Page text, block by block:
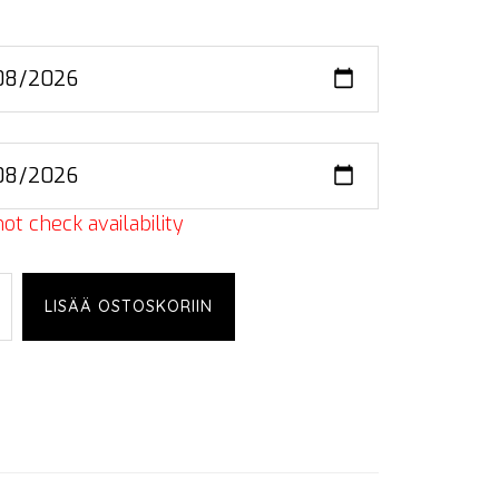
check availability
LISÄÄ OSTOSKORIIN